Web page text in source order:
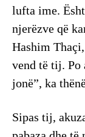
lufta ime.
njerëzve që
Hashim
vend të tij. Po
jonë”, ka
Sipas tij,